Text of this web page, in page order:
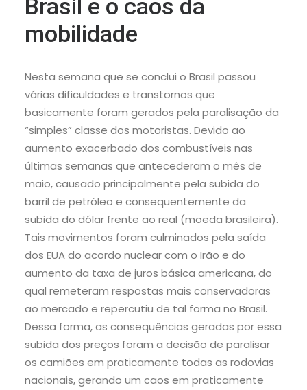
Brasil e o caos da
mobilidade
Nesta semana que se conclui o Brasil passou
várias dificuldades e transtornos que
basicamente foram gerados pela paralisação da
“simples” classe dos motoristas. Devido ao
aumento exacerbado dos combustíveis nas
últimas semanas que antecederam o mês de
maio, causado principalmente pela subida do
barril de petróleo e consequentemente da
subida do dólar frente ao real (moeda brasileira).
Tais movimentos foram culminados pela saída
dos EUA do acordo nuclear com o Irão e do
aumento da taxa de juros básica americana, do
qual remeteram respostas mais conservadoras
ao mercado e repercutiu de tal forma no Brasil.
Dessa forma, as consequências geradas por essa
subida dos preços foram a decisão de paralisar
os camiões em praticamente todas as rodovias
nacionais, gerando um caos em praticamente